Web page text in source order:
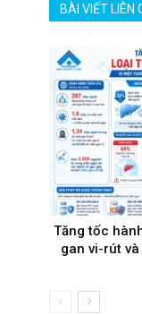
BÀI VIẾT LIÊN
Tăng tốc
gan vi-rút